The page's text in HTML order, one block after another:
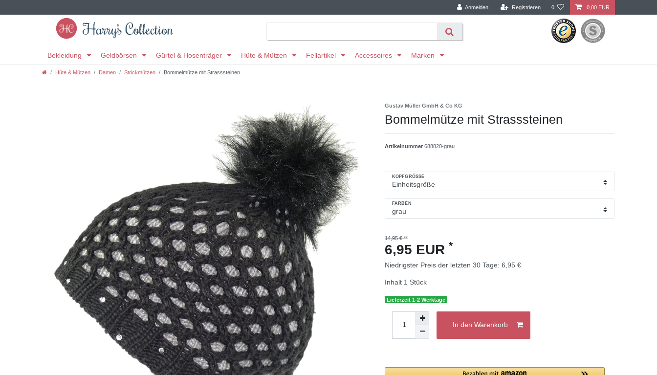
Anmelden Registrieren 0 0,00 EUR
Bekleidung Geldbörsen Gürtel & Hosenträger Hüte & Mützen Fellartikel Accessoires Marken
Hüte & Mützen Damen Strickmützen Bommelmütze mit Strasssteinen
Gustav Müller GmbH & Co KG
Bommelmütze mit Strasssteinen
Artikelnummer 688820-grau
KOPFGRÖSSE
FARBEN
14,95 € **
6,95 EUR *
Niedrigster Preis der letzten 30 Tage: 6,95 €
Inhalt 1 Stück
Lieferzeit 1-2 Werktage
In den Warenkorb